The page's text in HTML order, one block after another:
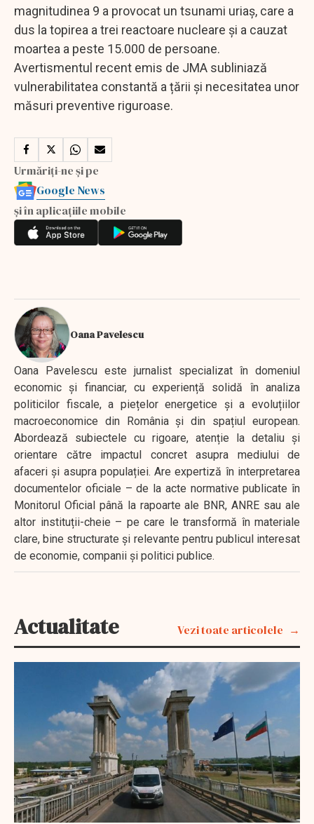
magnitudinea 9 a provocat un tsunami uriaș, care a
dus la topirea a trei reactoare nucleare și a cauzat
moartea a peste 15.000 de persoane.
Avertismentul recent emis de JMA subliniază
vulnerabilitatea constantă a țării și necesitatea unor
măsuri preventive riguroase.
Urmăriți-ne și pe
Google News
și în aplicațiile mobile
Oana Pavelescu
Oana Pavelescu este jurnalist specializat în domeniul
economic și financiar, cu experiență solidă în analiza
politicilor fiscale, a piețelor energetice și a evoluțiilor
macroeconomice din România și din spațiul european.
Abordează subiectele cu rigoare, atenție la detaliu și
orientare către impactul concret asupra mediului de
afaceri și asupra populației. Are expertiză în interpretarea
documentelor oficiale – de la acte normative publicate în
Monitorul Oficial până la rapoarte ale BNR, ANRE sau ale
altor instituții-cheie – pe care le transformă în materiale
clare, bine structurate și relevante pentru publicul interesat
de economie, companii și politici publice.
Actualitate Vezi toate articolele